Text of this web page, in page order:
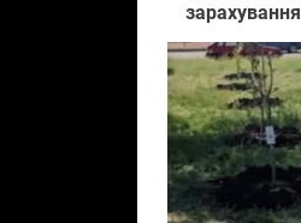
зарахування